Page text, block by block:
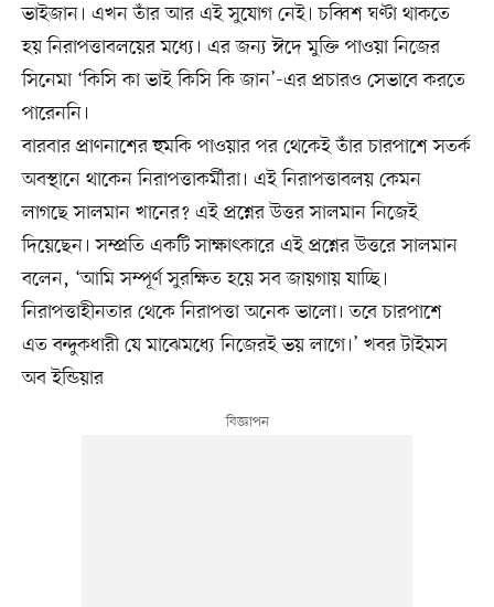
ভাইজান। এখন তাঁর আর এই সুযোগ নেই। চব্বিশ ঘণ্টা থাকতে
হয় নিরাপত্তাবলয়ের মধ্যে। এর জন্য ঈদে মুক্তি পাওয়া নিজের
সিনেমা ‘কিসি কা ভাই কিসি কি জান’-এর প্রচারও সেভাবে করতে
পারেননি।
বারবার প্রাণনাশের হুমকি পাওয়ার পর থেকেই তাঁর চারপাশে সতর্ক
অবস্থানে থাকেন নিরাপত্তাকর্মীরা। এই নিরাপত্তাবলয় কেমন
লাগছে সালমান খানের? এই প্রশ্নের উত্তর সালমান নিজেই
দিয়েছেন। সম্প্রতি একটি সাক্ষাৎকারে এই প্রশ্নের উত্তরে সালমান
বলেন, ‘আমি সম্পূর্ণ সুরক্ষিত হয়ে সব জায়গায় যাচ্ছি।
নিরাপত্তাহীনতার থেকে নিরাপত্তা অনেক ভালো। তবে চারপাশে
এত বন্দুকধারী যে মাঝেমধ্যে নিজেরই ভয় লাগে।’ খবর টাইমস
অব ইন্ডিয়ার